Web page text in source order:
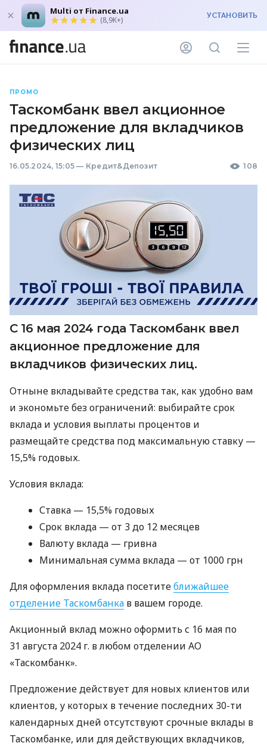
Multi от Finance.ua
(8,9K+) УСТАНОВИТЬ
ПРОМО
Таскомбанк ввел акционное
предложение для вкладчиков
физических лиц
16.05.2024, 15:05 — Кредит&Депозит 108
С 16 мая 2024 года Таскомбанк ввел
акционное предложение для
вкладчиков физических лиц.
Отныне вкладывайте средства так, как удобно вам
и экономьте без ограничений: выбирайте срок
вклада и условия выплаты процентов и
размещайте средства под максимальную ставку —
15,5% годовых.
Условия вклада:
Ставка — 15,5% годовых
Срок вклада — от 3 до 12 месяцев
Валюту вклада — гривна
Минимальная сумма вклада — от 1000 грн
Для оформления вклада посетитеближайшее
отделение Таскомбанка в вашем городе.
Акционный вклад можно оформить с 16 мая по
31 августа 2024 г. в любом отделении АО
«Таскомбанк».
Предложение действует для новых клиентов или
клиентов, у которых в течение последних 30-ти
календарных дней отсутствуют срочные вклады в
Таскомбанке, или для действующих вкладчиков,